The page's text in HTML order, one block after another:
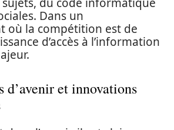
Dans un
où la compétition est de
d’accès à l’information
d’avenir et innovations